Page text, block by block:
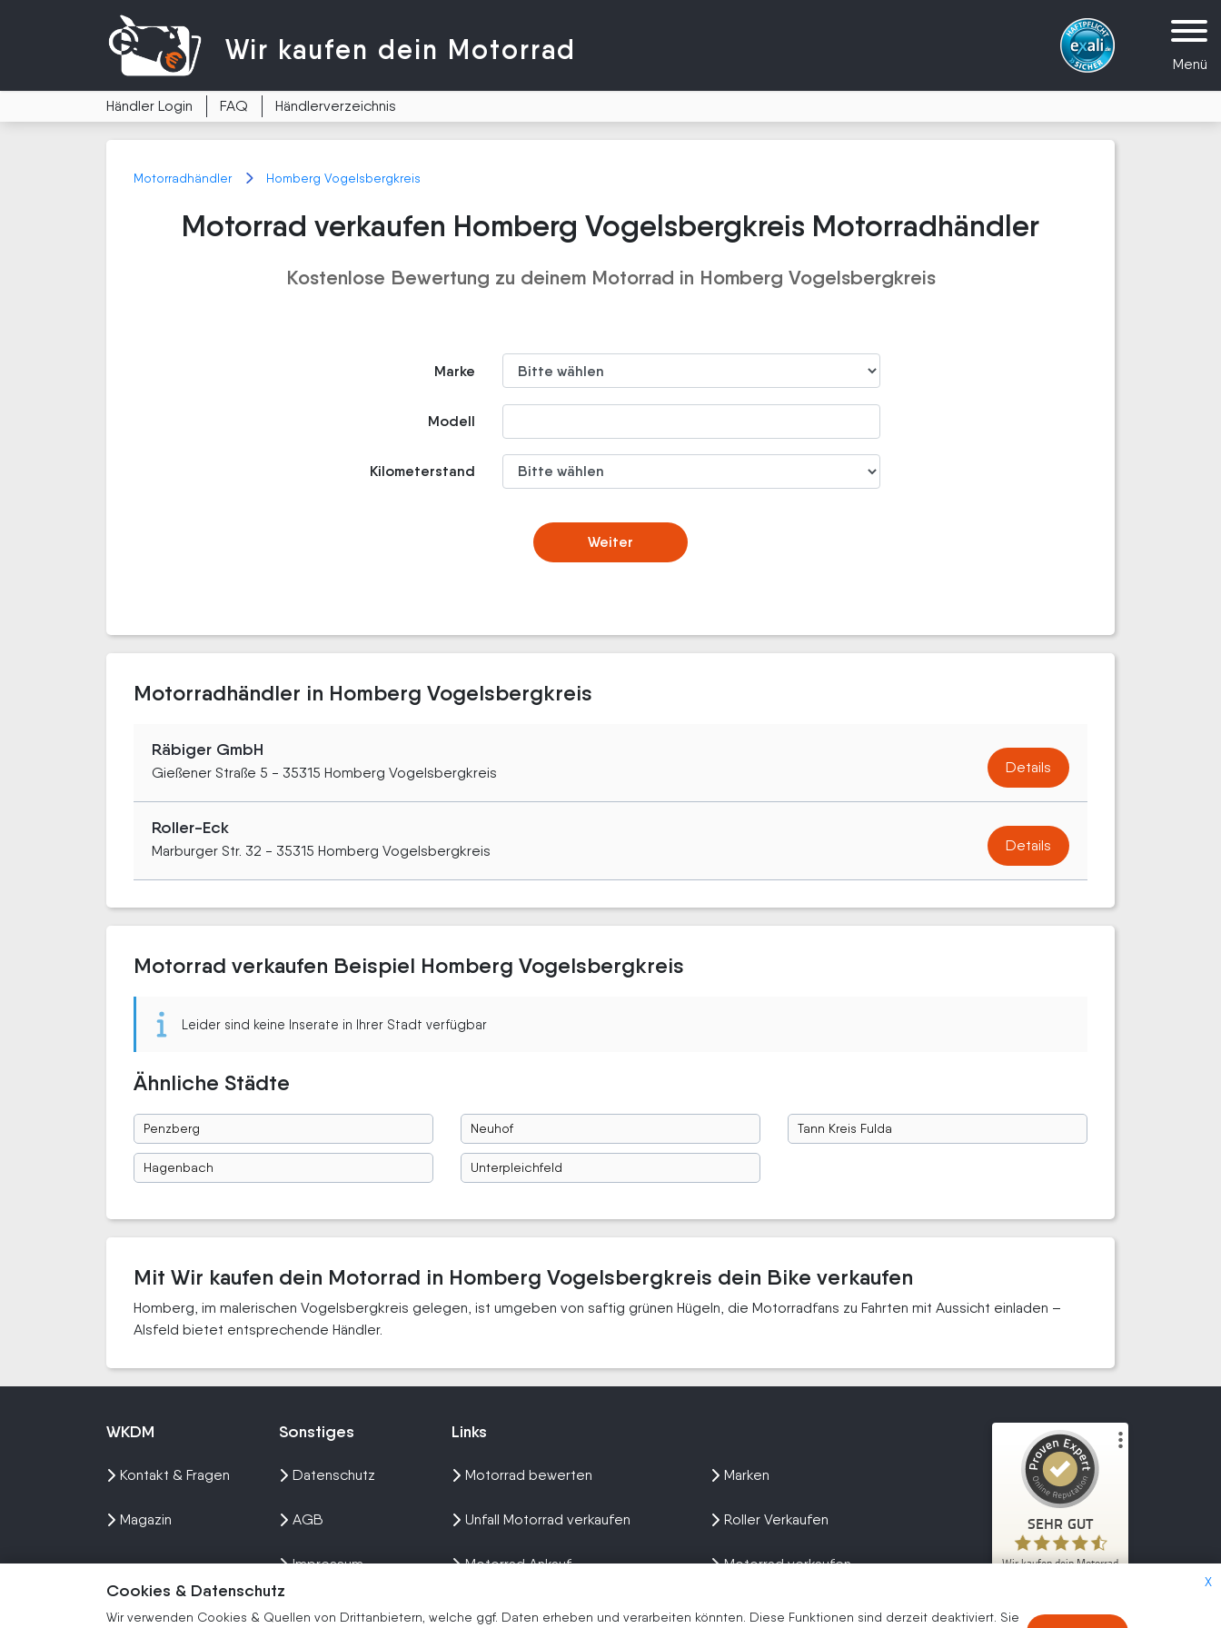
Menü
Wir kaufen dein Motorrad
Händler Login FAQ Händlerverzeichnis
Motorradhändler Homberg Vogelsbergkreis
Motorrad verkaufen Homberg Vogelsbergkreis Motorradhändler
Kostenlose Bewertung zu deinem Motorrad in Homberg Vogelsbergkreis
Marke
Modell
Kilometerstand
Weiter
Motorradhändler in Homberg Vogelsbergkreis
Räbiger GmbH
Gießener Straße 5 - 35315 Homberg Vogelsbergkreis Details
Roller-Eck
Marburger Str. 32 - 35315 Homberg Vogelsbergkreis Details
Motorrad verkaufen Beispiel Homberg Vogelsbergkreis
Leider sind keine Inserate in Ihrer Stadt verfügbar
Ähnliche Städte
Penzberg Neuhof Tann Kreis Fulda
Hagenbach Unterpleichfeld
Mit Wir kaufen dein Motorrad in Homberg Vogelsbergkreis dein Bike verkaufen
Homberg, im malerischen Vogelsbergkreis gelegen, ist umgeben von saftig grünen Hügeln, die Motorradfans zu Fahrten mit Aussicht einladen –
Alsfeld bietet entsprechende Händler.
X
Cookies & Datenschutz
Wir verwenden Cookies & Quellen von Drittanbietern, welche ggf. Daten erheben und verarbeiten könnten. Diese Funktionen sind derzeit deaktiviert. Sie
WKDM
Kontakt & Fragen
Magazin
Sonstiges
Datenschutz
AGB
Impressum
Sitemap
Links
Motorrad bewerten
Unfall Motorrad verkaufen
Motorrad Ankauf
Wir kaufen dein Bike
Marken
Roller Verkaufen
Motorrad verkaufen
Erfahrungen
SEHR GUT
Wir kaufen dein Motorrad
Authentizität
Kundenbewertungen und Erfahrungen zu
Wir kaufen dein Motorrad
SEHR GUT
4,70
/
5,00
2.047
Bewertungen von
1
anderen Quelle
Blick aufs ProvenExpert-Profil werfen